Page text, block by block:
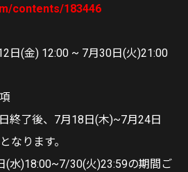
contents/183446
日(金) 12:00 ~ 7月30日(火)21:00
終了後、7月18日(木)~7月24日
なります。
水)18:00~7/30(火)23:59の期間ご